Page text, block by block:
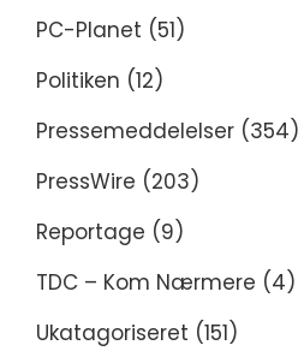
PC-Planet (51)
Politiken (12)
Pressemeddelelser (354)
PressWire (203)
Reportage (9)
TDC – Kom Nærmere (4)
Ukatagoriseret (151)